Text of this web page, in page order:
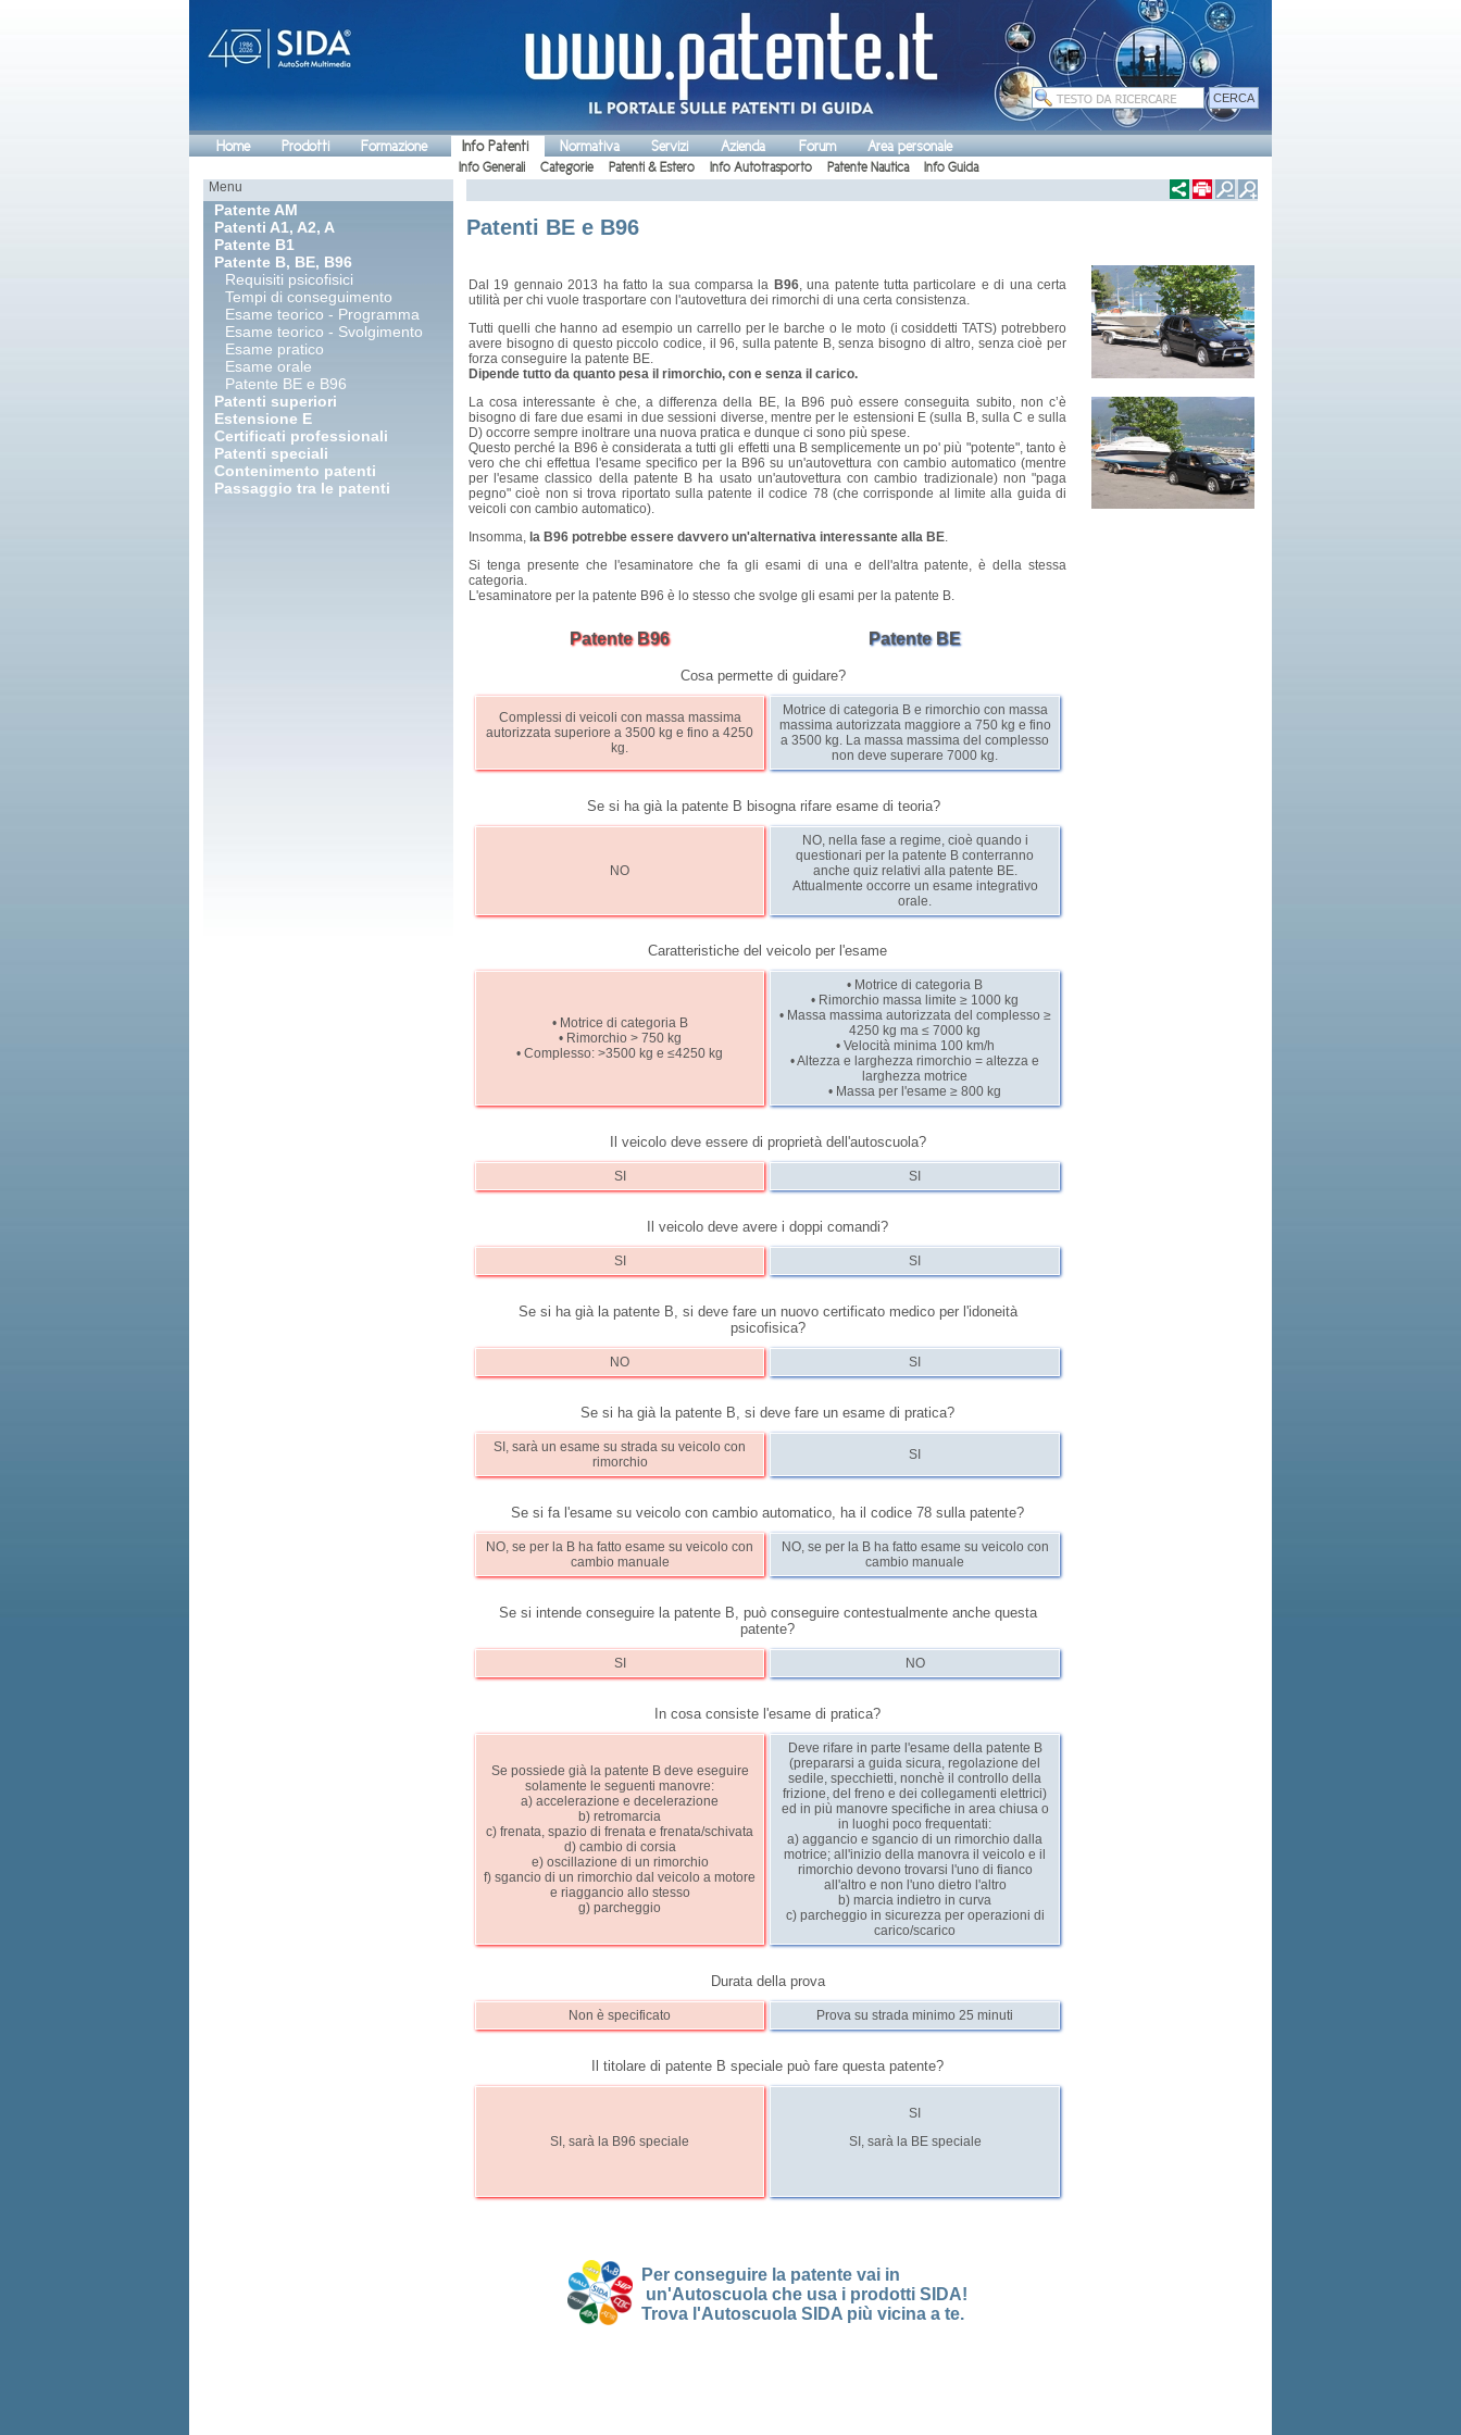
Home Prodotti Formazione Info Patenti Normativa Servizi Azienda Forum Area personale
Info Generali Categorie Patenti & Estero Info Autotrasporto Patente Nautica
Info Guida
Menu
Patente AM
Patenti A1, A2, A
Patente B1
Patente B, BE, B96
Requisiti psicofisici
Tempi di conseguimento
Esame teorico - Programma
Esame teorico - Svolgimento
Esame pratico
Esame orale
Patente BE e B96
Patenti superiori
Estensione E
Certificati professionali
Patenti speciali
Contenimento patenti
Passaggio tra le patenti
Patenti BE e B96
Dal 19 gennaio 2013 ha fatto la sua comparsa la B96, una patente tutta particolare e di una certa
utilità per chi vuole trasportare con l'autovettura dei rimorchi di una certa consistenza.
Tutti quelli che hanno ad esempio un carrello per le barche o le moto (i cosiddetti TATS) potrebbero
avere bisogno di questo piccolo codice, il 96, sulla patente B, senza bisogno di altro, senza cioè per
forza conseguire la patente BE.
Dipende tutto da quanto pesa il rimorchio, con e senza il carico.
La cosa interessante è che, a differenza della BE, la B96 può essere conseguita subito, non c’è
bisogno di fare due esami in due sessioni diverse, mentre per le estensioni E (sulla B, sulla C e sulla
D) occorre sempre inoltrare una nuova pratica e dunque ci sono più spese.
Questo perché la B96 è considerata a tutti gli effetti una B semplicemente un po' più "potente", tanto è
vero che chi effettua l'esame specifico per la B96 su un'autovettura con cambio automatico (mentre
per l'esame classico della patente B ha usato un'autovettura con cambio tradizionale) non "paga
pegno" cioè non si trova riportato sulla patente il codice 78 (che corrisponde al limite alla guida di
veicoli con cambio automatico).
Insomma, la B96 potrebbe essere davvero un'alternativa interessante alla BE.
Si tenga presente che l'esaminatore che fa gli esami di una e dell'altra patente, è della stessa
categoria.
L'esaminatore per la patente B96 è lo stesso che svolge gli esami per la patente B.
Patente B96 Patente BE
Cosa permette di guidare?
Complessi di veicoli con massa massima
autorizzata superiore a 3500 kg e fino a 4250
kg.
Motrice di categoria B e rimorchio con massa
massima autorizzata maggiore a 750 kg e fino
a 3500 kg. La massa massima del complesso
non deve superare 7000 kg.
Se si ha già la patente B bisogna rifare esame di teoria?
NO
NO, nella fase a regime, cioè quando i
questionari per la patente B conterranno
anche quiz relativi alla patente BE.
Attualmente occorre un esame integrativo
orale.
Caratteristiche del veicolo per l'esame
• Motrice di categoria B
• Rimorchio > 750 kg
• Complesso: >3500 kg e ≤4250 kg
• Motrice di categoria B
• Rimorchio massa limite ≥ 1000 kg
• Massa massima autorizzata del complesso ≥
4250 kg ma ≤ 7000 kg
• Velocità minima 100 km/h
• Altezza e larghezza rimorchio = altezza e
larghezza motrice
• Massa per l'esame ≥ 800 kg
Il veicolo deve essere di proprietà dell'autoscuola?
SI SI
Il veicolo deve avere i doppi comandi?
SI SI
Se si ha già la patente B, si deve fare un nuovo certificato medico per l'idoneità
psicofisica?
NO SI
Se si ha già la patente B, si deve fare un esame di pratica?
SI, sarà un esame su strada su veicolo con
rimorchio
SI
Se si fa l'esame su veicolo con cambio automatico, ha il codice 78 sulla patente?
NO, se per la B ha fatto esame su veicolo con
cambio manuale
NO, se per la B ha fatto esame su veicolo con
cambio manuale
Se si intende conseguire la patente B, può conseguire contestualmente anche questa
patente?
SI NO
In cosa consiste l'esame di pratica?
Se possiede già la patente B deve eseguire
solamente le seguenti manovre:
a) accelerazione e decelerazione
b) retromarcia
c) frenata, spazio di frenata e frenata/schivata
d) cambio di corsia
e) oscillazione di un rimorchio
f) sgancio di un rimorchio dal veicolo a motore
e riaggancio allo stesso
g) parcheggio
Deve rifare in parte l'esame della patente B
(prepararsi a guida sicura, regolazione del
sedile, specchietti, nonchè il controllo della
frizione, del freno e dei collegamenti elettrici)
ed in più manovre specifiche in area chiusa o
in luoghi poco frequentati:
a) aggancio e sgancio di un rimorchio dalla
motrice; all'inizio della manovra il veicolo e il
rimorchio devono trovarsi l'uno di fianco
all'altro e non l'uno dietro l'altro
b) marcia indietro in curva
c) parcheggio in sicurezza per operazioni di
carico/scarico
Durata della prova
Non è specificato Prova su strada minimo 25 minuti
Il titolare di patente B speciale può fare questa patente?
SI, sarà la B96 speciale
SI
SI, sarà la BE speciale
Per conseguire la patente vai in
un'Autoscuola che usa i prodotti SIDA!
Trova l'Autoscuola SIDA più vicina a te.